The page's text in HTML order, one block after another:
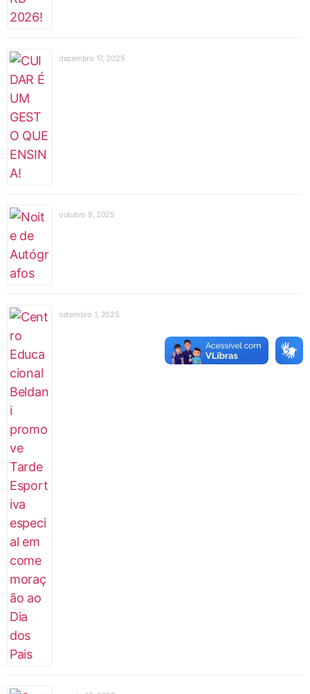
dezembro 17, 2025
outubro 9, 2025
setembro 1, 2025